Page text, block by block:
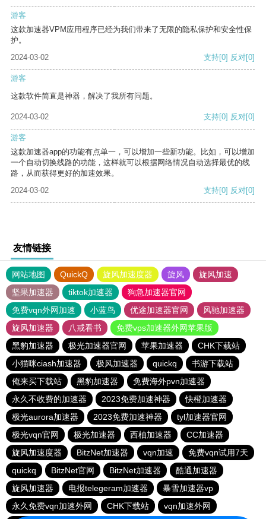
游客
这款加速器VPM应用程序已经为我们带来了无限的隐私保护和安全性保
护。
2024-03-02
支持[0] 反对[0]
游客
这款软件简直是神器，解决了我所有问题。
2024-03-02 支持[0] 反对[0]
游客
这款加速器app的功能有点单一，可以增加一些新功能。比如，可以增加
一个自动切换线路的功能，这样就可以根据网络情况自动选择最优的线
路，从而获得更好的加速效果。
2024-03-02
支持[0] 反对[0]
友情链接
网站地图 QuickQ 旋风加速度器 旋风
旋风加速
坚果加速器
tiktok加速器
狗急加速器官网
免费vqn外网加速
小蓝鸟 优途加速器官网
风驰加速器
旋风加速器
八戒看书
免费vps加速器外网苹果版
黑豹加速器
极光加速器官网 苹果加速器
CHK下载站
小猫咪ciash加速器
极风加速器 quickq
书游下载站
俺来买下载站
黑豹加速器
免费海外pvn加速器
永久不收费的加速器
2023免费加速神器
快橙加速器
极光aurora加速器
2023免费加速神器
tyl加速器官网
极光vqn官网
极光加速器 西柚加速器
CC加速器
旋风加速度器
BitzNet加速器 vqn加速
免费vqn试用7天
quickq
BitzNet官网 BitzNet加速器
酷通加速器
旋风加速器
电报telegeram加速器
暴雪加速器vp
永久免费vqn加速外网
CHK下载站 vqn加速外网